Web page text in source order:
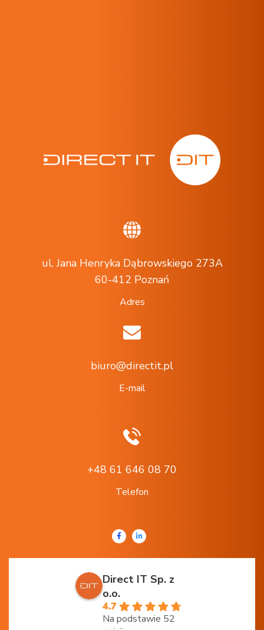
ul. Jana Henryka Dąbrowskiego 273A
60-412 Poznań
Adres
biuro@directit.pl
E-mail
+48 61 646 08 70
Telefon
Direct IT Sp. z
o.o.
4.7
Na podstawie 52